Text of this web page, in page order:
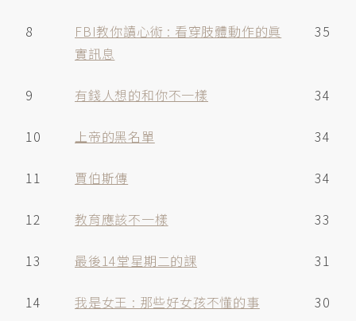
8
FBI教你讀心術 : 看穿肢體動作的眞
實訊息
35
9 有錢人想的和你不一樣 34
10 上帝的黑名單 34
11 賈伯斯傳 34
12 教育應該不一樣 33
13 最後14堂星期二的課 31
14 我是女王 : 那些好女孩不懂的事 30